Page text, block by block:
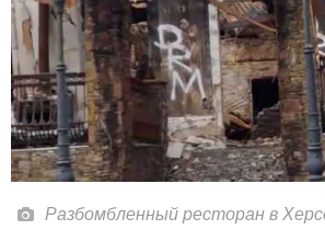
Разбомбленный ресторан в